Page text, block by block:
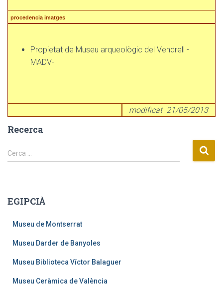
procedencia imatges
Propietat de Museu arqueològic del Vendrell -
MADV-
modificat 21/05/2013
Recerca
C
e
:
Cerca …
EGIPCIÀ
Museu de Montserrat
Museu Darder de Banyoles
Museu Biblioteca Víctor Balaguer
Museu Ceràmica de València